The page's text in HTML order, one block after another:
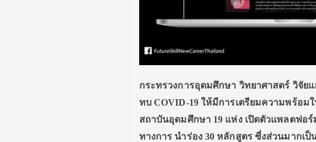
กระทรวงการอุดมศึกษา วิทยาศาสตร์ วิจัย
ทบ COVID-19 ให้มีการเตรียมความพร้อม
สถาบันอุดมศึกษา 19 แห่ง เปิดตัวแพลตฟอ
ทางการ นำร่อง 30 หลักสูตร ซี่งส่วนมากเ